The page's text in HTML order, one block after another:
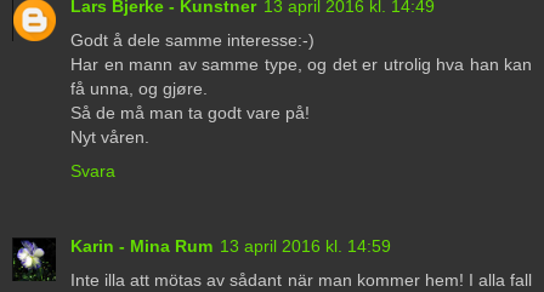
Lars Bjerke - Kunstner 13 april 2016 kl. 14:49
Godt å dele samme interesse:-)
Har en mann av samme type, og det er utrolig hva han kan
få unna, og gjøre.
Så de må man ta godt vare på!
Nyt våren.
Svara
Karin - Mina Rum 13 april 2016 kl. 14:59
Inte illa att mötas av sådant när man kommer hem! I alla fall